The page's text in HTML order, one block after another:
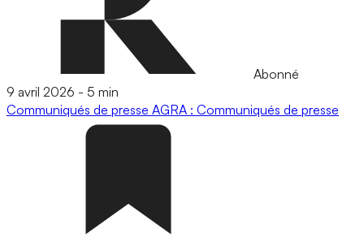
Abonné
9 avril 2026 - 5 min
Communiqués de presse AGRA : Communiqués de presse